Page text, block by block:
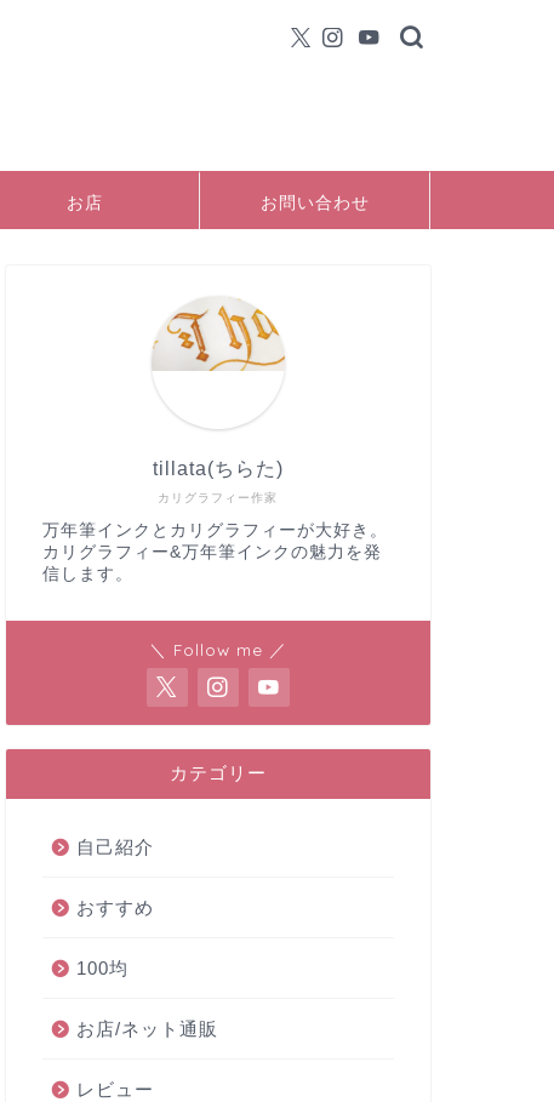
お店 お問い合わせ
カリグラフィー作家
tillata(ちらた)
万年筆インクとカリグラフィーが大好き。
カリグラフィー&万年筆インクの魅力を発
信します。
＼ Follow me ／
カテゴリー
自己紹介
おすすめ
100均
お店/ネット通販
レビュー